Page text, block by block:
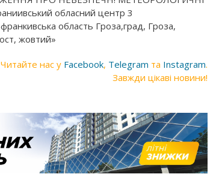
Читайте нас у Facebook, Telegram та Instagram.
Завжди цікаві новини!